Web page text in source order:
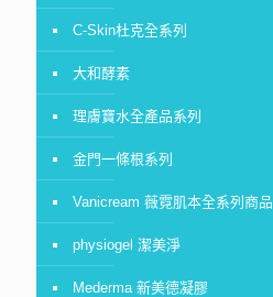
C-Skin杜克全系列
大和酵素
理膚寶水全產品系列
金門一條根系列
Vanicream 薇霓肌本全系列商品
physiogel 潔美淨
Mederma 新美德凝膠